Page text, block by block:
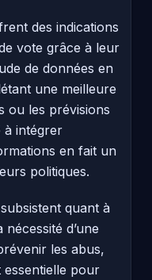
des indications
vote grâce à leur
de données en
une meilleure
ou les prévisions
à intégrer
en fait un
politiques.
quant à
d’une
les abus,
essentielle pour